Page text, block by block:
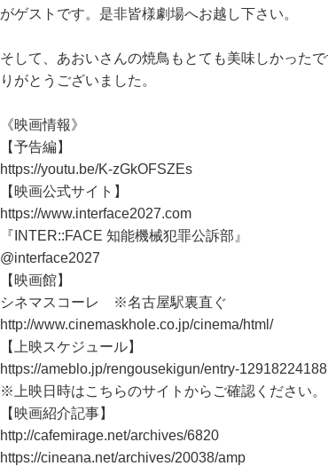
がゲストです。是非皆様劇場へお越し下さい。
そして、あおいさんの焼鳥もとても美味しかった
りがとうございました。
《映画情報》
【予告編】
https://youtu.be/K-zGkOFSZEs
【映画公式サイト】
https://www.interface2027.com
『INTER::FACE 知能機械犯罪公訴部』
@interface2027
【映画館】
シネマスコーレ ※名古屋駅裏直ぐ
http://www.cinemaskhole.co.jp/cinema/html/
【上映スケジュール】
https://ameblo.jp/rengousekigun/entry-
※上映日時はこちらのサイトからご確認ください。
【映画紹介記事】
http://cafemirage.net/archives/6820
https://cineana.net/archives/20038/amp